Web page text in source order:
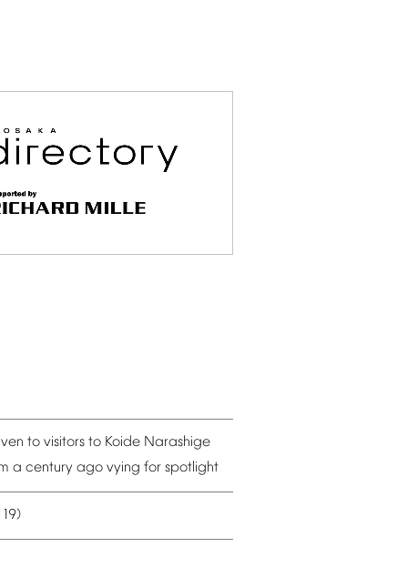
to visitors to Koide Narashige
a century ago vying for spotlight
19)